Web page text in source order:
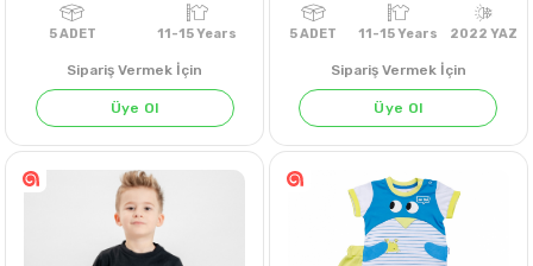
Sipariş Vermek İçin
Üye Ol
ADET 11-15 Years
Sipariş Vermek İçin
Üye Ol